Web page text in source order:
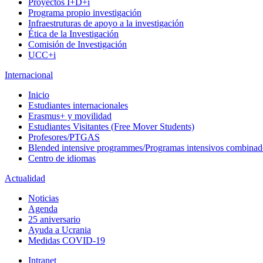
Proyectos I+D+i
Programa propio investigación
Infraestruturas de apoyo a la investigación
Ética de la Investigación
Comisión de Investigación
UCC+i
Internacional
Inicio
Estudiantes internacionales
Erasmus+ y movilidad
Estudiantes Visitantes (Free Mover Students)
Profesores/PTGAS
Blended intensive programmes/Programas intensivos
Centro de idiomas
Actualidad
Noticias
Agenda
25 aniversario
Ayuda a Ucrania
Medidas COVID-19
Intranet